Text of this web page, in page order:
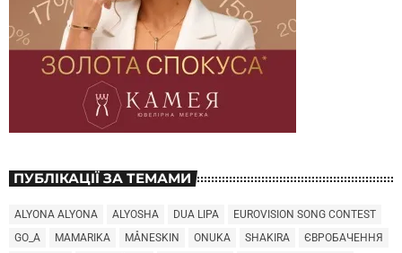
ПУБЛІКАЦІЇ ЗА ТЕМАМИ
ALYONA ALYONA ALYOSHA DUA LIPA
EUROVISION SONG CONTEST
GO_A
MAMARIKA MÅNESKIN ONUKA SHAKIRA
ЄВРОБАЧЕННЯ